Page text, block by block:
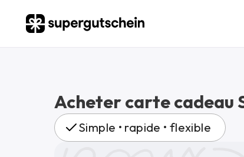
Acheter carte cadeau
Simple • rapide • flexible